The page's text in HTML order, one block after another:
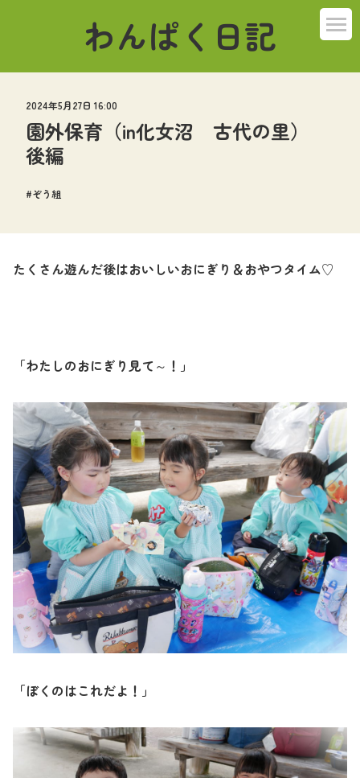
わんぱく日記
2024年5月27日 16:00
園外保育（in化女沼 古代の里）
後編
ぞう組
たくさん遊んだ後はおいしいおにぎり＆おやつタイム♡
「わたしのおにぎり見て～！」
「ぼくのはこれだよ！」